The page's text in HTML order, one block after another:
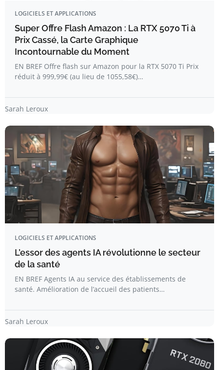
LOGICIELS ET APPLICATIONS
Super Offre Flash Amazon : La RTX 5070 Ti à
Prix Cassé, la Carte Graphique
Incontournable du Moment
EN BREF Offre flash sur Amazon pour la RTX 5070 Ti Prix
réduit à 999,99€ (au lieu de 1055,58€)…
Sarah Leroux
LOGICIELS ET APPLICATIONS
L’essor des agents IA révolutionne le secteur
de la santé
EN BREF Agents IA au service des établissements de
santé. Amélioration de l’accueil des patients…
Sarah Leroux